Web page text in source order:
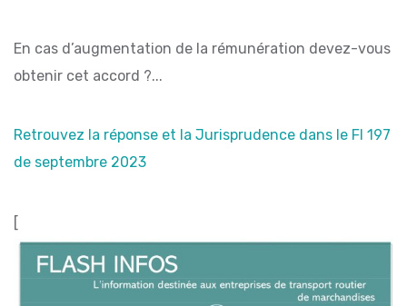
En cas d’augmentation de la rémunération devez-vous
obtenir cet accord ?...
Retrouvez la réponse et la Jurisprudence dans le FI 197
de septembre 2023
[